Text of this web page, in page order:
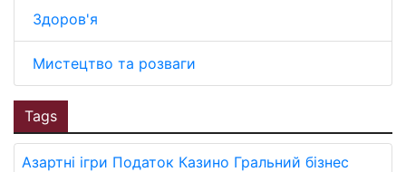
Здоров'я
Мистецтво та розваги
Tags
Азартні ігри Податок Казино Гральний бізнес